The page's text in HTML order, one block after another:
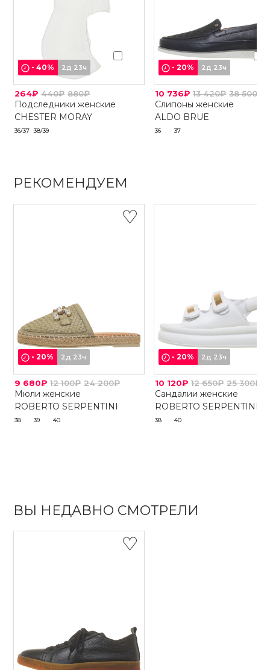
-40% 2д 23ч
264₽ 440₽ 880₽
Подследники женские
CHESTER MORAY
36/37 38/39
-20% 2д 23ч
10 736₽ 13 420₽ 38 500₽
Слипоны женские
ALDO BRUE
36 37
РЕКОМЕНДУЕМ
-20% 2д 23ч
9 680₽ 12 100₽ 24 200₽
Мюли женские
ROBERTO SERPENTINI
38 39 40
-20% 2д 23ч
10 120₽ 12 650₽ 25 300₽
Сандалии женские
ROBERTO SERPENTINI
38 40
ВЫ НЕДАВНО СМОТРЕЛИ